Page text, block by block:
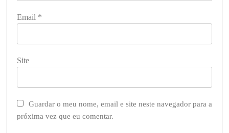
Email *
Site
Guardar o meu nome, email e site neste navegador para a
próxima vez que eu comentar.